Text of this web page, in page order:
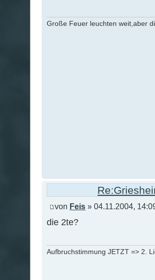
Große Feuer leuchten weit,aber
von Feis » 04.11.2004,
die 2te?
Aufbruchstimmung JETZT => 2.